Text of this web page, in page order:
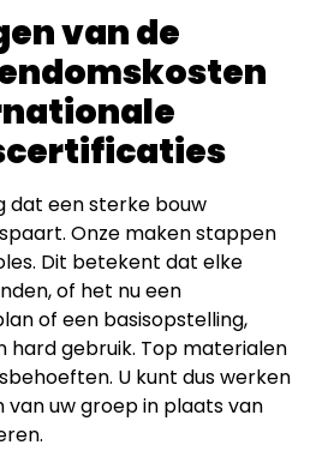
van de
dat een sterke bouw
Onze maken stappen
Dit betekent dat elke
of het nu een
of een basisopstelling,
hard gebruik. Top materialen
U kunt dus werken
uw groep in plaats van